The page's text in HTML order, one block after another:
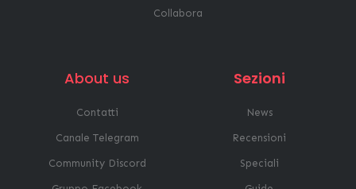
Collabora
About us
Contatti
Canale Telegram
Community Discord
Sezioni
News
Recensioni
Speciali